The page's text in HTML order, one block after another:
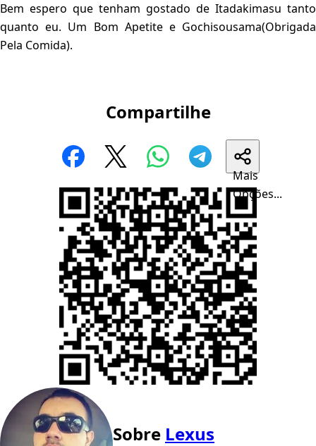
Bem espero que tenham gostado de Itadakimasu tanto
quanto eu. Um Bom Apetite e Gochisousama(Obrigada
Pela Comida).
Compartilhe
Mais
Opções...
Sobre Lexus